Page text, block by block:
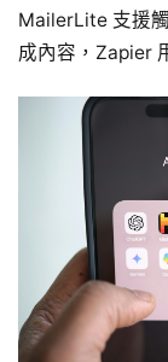
MailerLite 支援
成內容，Zapier